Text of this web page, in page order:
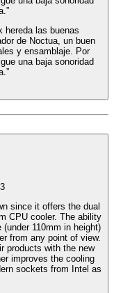
hereda las buenas
de Noctua, un buen
y ensamblaje. Por
una baja sonoridad
since it offers the dual
CPU cooler. The ability
110mm in height)
from any point of view.
products with the new
improves the cooling
sockets from Intel as